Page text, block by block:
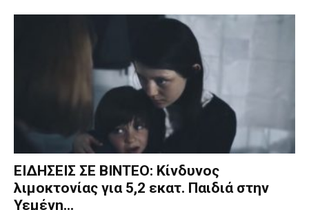
ΕΙΔΗΣΕΙΣ ΣΕ ΒΙΝΤΕΟ: Κίνδυνος
λιμοκτονίας για 5,2 εκατ. Παιδιά στην
Υεμένη...